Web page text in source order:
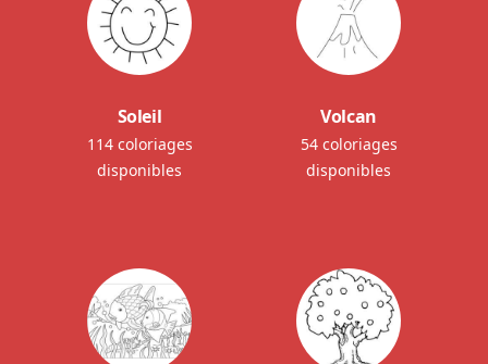
Soleil
114 coloriages
disponibles
Volcan
54 coloriages
disponibles